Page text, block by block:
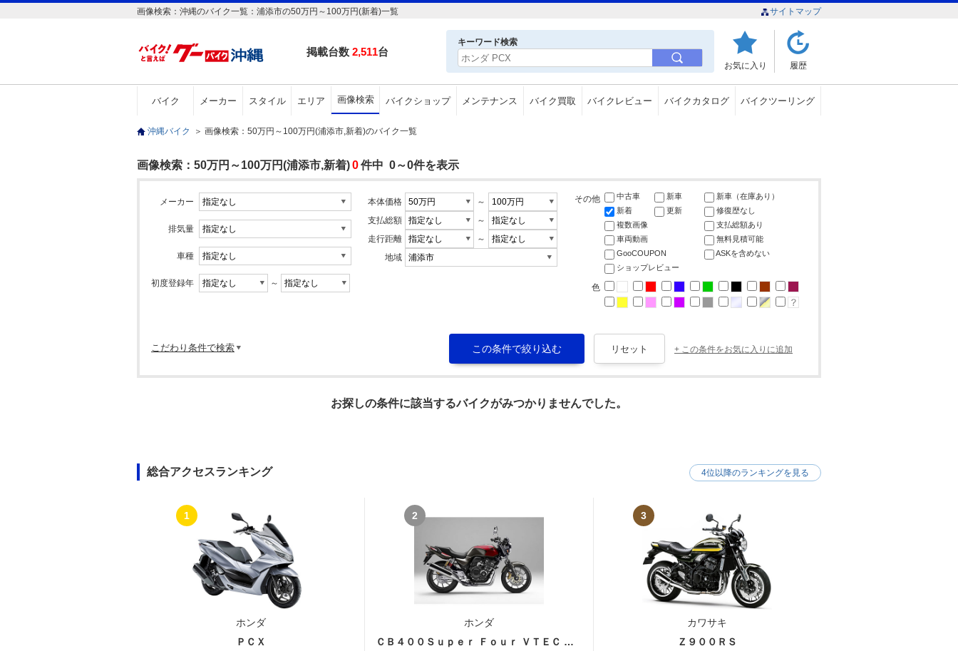
画像検索：沖縄のバイク一覧：浦添市の50万円～100万円(新着)一覧 サイトマップ
掲載台数 2,511台
キーワード検索
お気に入り 履歴
バイク メーカー スタイル エリア 画像検索 バイクショップ メンテナンス バイク買取 バイクレビュー バイクカタログ バイクツーリング
沖縄バイク ＞ 画像検索：50万円～100万円(浦添市,新着)のバイク一覧
画像検索：50万円～100万円(浦添市,新着)0件中 0～0件を表示
メーカー
排気量
車種
初度登録年 ～
本体価格
～
支払総額
～
走行距離
～
地域
その他 中古車 新車
新車（在庫あり）
新着
更新
修復歴なし
複数画像
支払総額あり
車両動画
無料見積可能
GooCOUPON
ASKを含めない
ショップレビュー
色
こだわり条件で検索 + この条件をお気に入りに追加
お探しの条件に該当するバイクがみつかりませんでした。
総合アクセスランキング
1
ホンダ
ＰＣＸ
2
ホンダ
ＣＢ４００Ｓｕｐｅｒ Ｆｏｕｒ ＶＴＥＣ ＳＰＥＣ３
3
カワサキ
Ｚ９００ＲＳ
4位以降のランキングを見る